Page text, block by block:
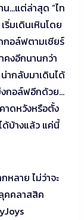
…แต่ล่าสุด “ไท
ริ่มเดินเหินโดย
กอล์ฟตามเชียร์
งอีกนานกว่า
ากลับมาเดินได้
งกอล์ฟอีกด้วย…
าดหวังหรือตั้ง
ด้บ้างแล้ว แค่นี้
หลาย ไม่ว่าจะ
คคลาสสิค